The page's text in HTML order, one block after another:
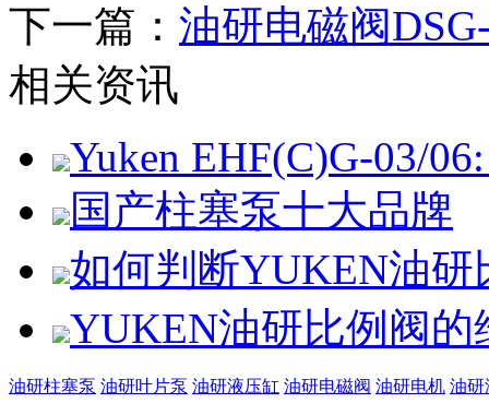
下一篇： 油研电磁阀
相关资讯
Yuken EHF(C)G-03/
国产柱塞泵十大品牌
如何判断YUKEN油
YUKEN油研比例阀的
油研柱塞泵 油研叶片泵 油研液压缸 油研电磁阀 油研电机 油研